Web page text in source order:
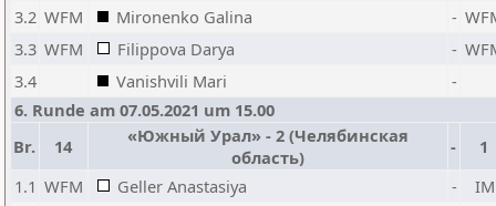
3.2 WFM Mironenko Galina -
3.3 WFM Filippova Darya -
3.4
Vanishvili Mari
-
6. Runde am 07.05.2021 um 15.00
Br.
14
«Южный Урал» - 2 (Челябинская
область)
-
1
1.1 WFM Geller Anastasiya -
IM